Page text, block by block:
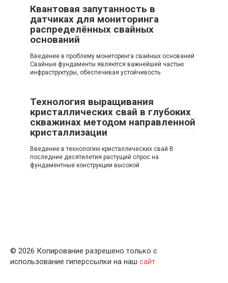
Квантовая запутанность в
датчиках для мониторинга
распределённых свайных
оснований
Введение в проблему мониторинга свайных оснований
Свайные фундаменты являются важнейшей частью
инфраструктуры, обеспечивая устойчивость
Технология выращивания
кристаллических свай в глубоких
скважинах методом направленной
кристаллизации
Введение в технологию кристаллических свай В
последние десятилетия растущий спрос на
фундаментные конструкции высокой
© 2026 Копирование разрешено только с
использование гиперссылки на наш сайт